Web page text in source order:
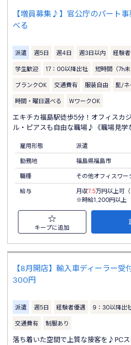
【増員募集♪】官公庁のパート
べる
派遣
週5日 週4日 週3日以内 経験
学生歓迎 17：00以降出社 短時間（7h未
ブランクOK 交通費有 服装自由 髭/ネ
時間・曜日選べる WワークOK
エキチカ福島駅徒歩5分！オフィスカ
ル・ピアスも自由な職場♪《職場見学
雇用形態 派遣
勤務地 福島県福島市
職種 その他オフィスワー
給与 月収7.5万円以上可（
※時給1,200円以上
キープに追加
【8月開店】輸入車ディーラー受
300円
派遣
週5日 経験者優遇 9：30以降出
交通費有 制服あり
落ち着いた空間で上質な接客を♪PC